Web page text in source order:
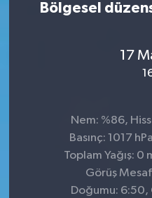
Bölgesel
17
Nem: %86,
Basınç: 1017
Toplam Yağış: 0
Görüş
Doğumu: 6:50,